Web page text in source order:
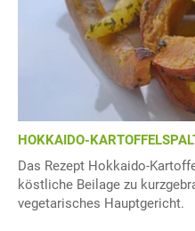
HOKKAIDO-
Das Rezept Hokkaido-
köstliche Beilage zu
vegetarisches Hauptgericht.